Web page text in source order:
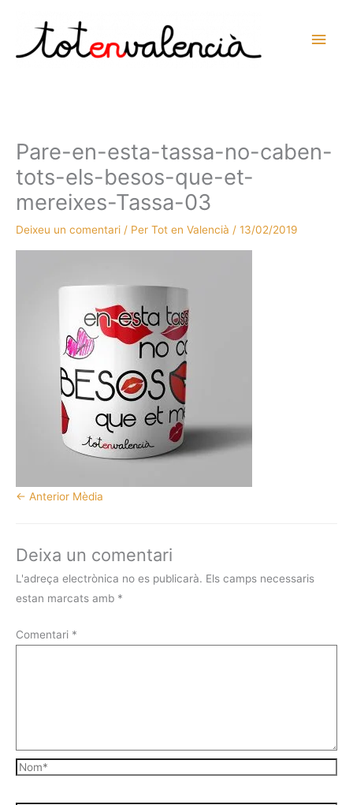
contingut
Pare-en-esta-tassa-no-caben-
tots-els-besos-que-et-
mereixes-Tassa-03
Deixeu un comentari / Per Tot en Valencià / 13/02/2019
← Anterior Mèdia
Deixa un comentari
L'adreça electrònica no es publicarà. Els camps necessaris
estan marcats amb *
Comentari *
Nom*